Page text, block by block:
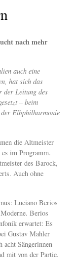
nach mehr
auch eine
hat sich das
der Leitung des
– beim
Elbphilharmonie
die Altmeister
im Programm.
des Barock,
Auch ohne
Luciano Berios
Berios
erwartet: Es
Gustav Mahler
Sängerinnen
mit von der Partie.